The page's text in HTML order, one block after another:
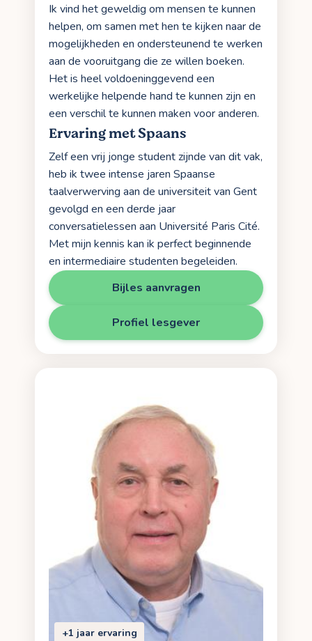
Ik vind het geweldig om mensen te kunnen
helpen, om samen met hen te kijken naar de
mogelijkheden en ondersteunend te werken
aan de vooruitgang die ze willen boeken.
Het is heel voldoeninggevend een
werkelijke helpende hand te kunnen zijn en
een verschil te kunnen maken voor anderen.
Ervaring met Spaans
Zelf een vrij jonge student zijnde van dit vak,
heb ik twee intense jaren Spaanse
taalverwerving aan de universiteit van Gent
gevolgd en een derde jaar
conversatielessen aan Université Paris Cité.
Met mijn kennis kan ik perfect beginnende
en intermediaire studenten begeleiden.
Bijles aanvragen
Profiel lesgever
+1 jaar ervaring